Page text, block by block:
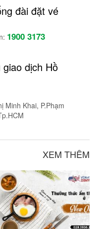
đài đặt vé
1900 3173
dịch Hồ
Minh Khai, P.Phạm
XEM THÊM